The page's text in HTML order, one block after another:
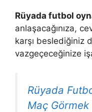
Rüyada futbol
anlaşacağınıza,
karşı beslediğiniz
vazgeçeceğinize
Rüyada
Maç